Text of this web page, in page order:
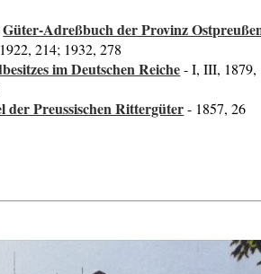
Güter-Adreßbuch der Provinz
214; 1932, 278
im Deutschen Reiche- I, III, 1879,
der Preussischen Rittergüter- 1857, 26